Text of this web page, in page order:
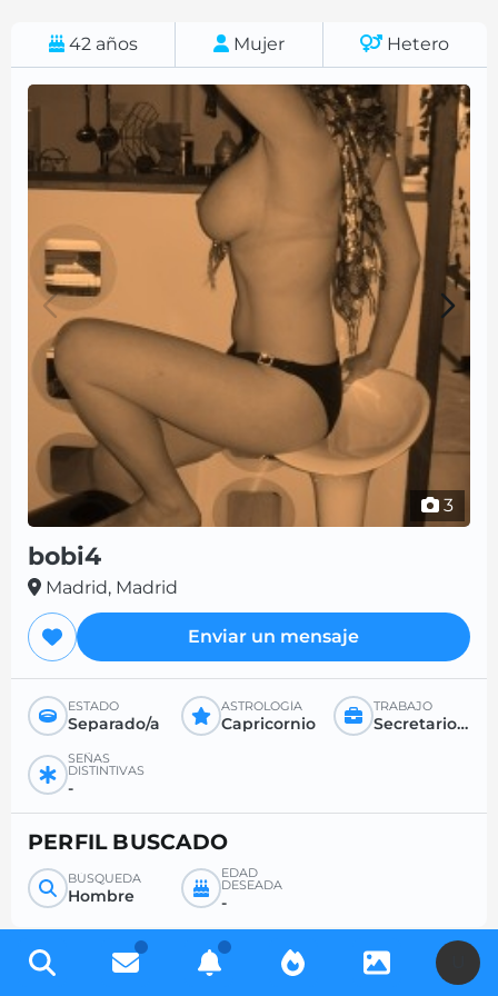
42 años Mujer Hetero
3
bobi4
Madrid, Madrid
Enviar un mensaje
ESTADO
Separado/a
ASTROLOGÍA
Capricornio
TRABAJO
Secretario/a / funcionario/a / maestro/a
SEÑAS
DISTINTIVAS
-
PERFIL BUSCADO
BÚSQUEDA
Hombre
EDAD
DESEADA
-
Regístrese gratis para acceder a miles de perfiles y